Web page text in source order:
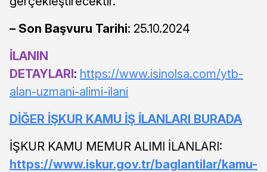
– Son Başvuru Tarihi: 25.10.2024
İLANIN
DETAYLARI: https://www.isinolsa.com/ytb-
alan-uzmani-alimi-ilani
DİĞER İŞKUR KAMU İŞ İLANLARI BURADA
İŞKUR KAMU MEMUR ALIMI İLANLARI:
https://www.iskur.gov.tr/baglantilar/kamu-